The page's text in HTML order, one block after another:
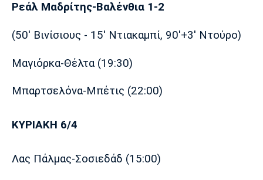
Ρεάλ Μαδρίτης-Βαλένθια 1-2
(50' Βινίσιους - 15' Ντιακαμπί, 90'+3' Ντούρο)
Μαγιόρκα-Θέλτα (19:30)
Μπαρτσελόνα-Μπέτις (22:00)
ΚΥΡΙΑΚΗ 6/4
Λας Πάλμας-Σοσιεδάδ (15:00)